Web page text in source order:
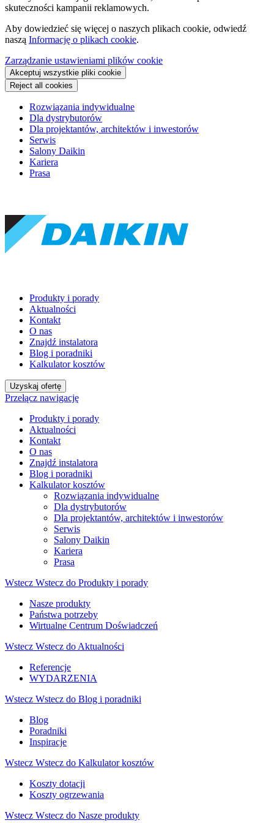
skuteczności kampanii reklamowych.
Aby dowiedzieć się więcej o naszych plikach cookie, odwiedź
naszą Informację o plikach cookie.
Zarządzanie ustawieniami plików cookie
Akceptuj wszystkie pliki cookie
Reject all cookies
Rozwiązania indywidualne
Dla dystrybutorów
Dla projektantów, architektów i inwestorów
Serwis
Salony Daikin
Kariera
Prasa
Produkty i porady
Aktualności
Kontakt
O nas
Znajdź instalatora
Blog i poradniki
Kalkulator kosztów
Uzyskaj ofertę
Przełącz nawigację
Produkty i porady
Aktualności
Kontakt
O nas
Znajdź instalatora
Blog i poradniki
Kalkulator kosztów
Rozwiązania indywidualne
Dla dystrybutorów
Dla projektantów, architektów i inwestorów
Serwis
Salony Daikin
Kariera
Prasa
Wstecz Wstecz do Produkty i porady
Nasze produkty
Państwa potrzeby
Wirtualne Centrum Doświadczeń
Wstecz Wstecz do Aktualności
Referencje
WYDARZENIA
Wstecz Wstecz do Blog i poradniki
Blog
Poradniki
Inspiracje
Wstecz Wstecz do Kalkulator kosztów
Koszty dotacji
Koszty ogrzewania
Wstecz Wstecz do Nasze produkty